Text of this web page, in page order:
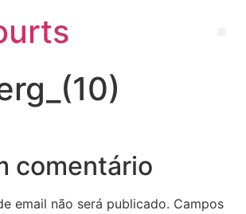
comentário
email não será publicado. Campos